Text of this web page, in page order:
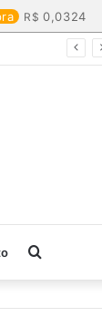
0,0324
Procurar
por